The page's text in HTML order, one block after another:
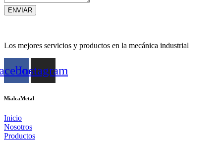
ENVIAR
Los mejores servicios y productos en la mecánica industrial
Instagram
MialcaMetal
Inicio
Nosotros
Productos